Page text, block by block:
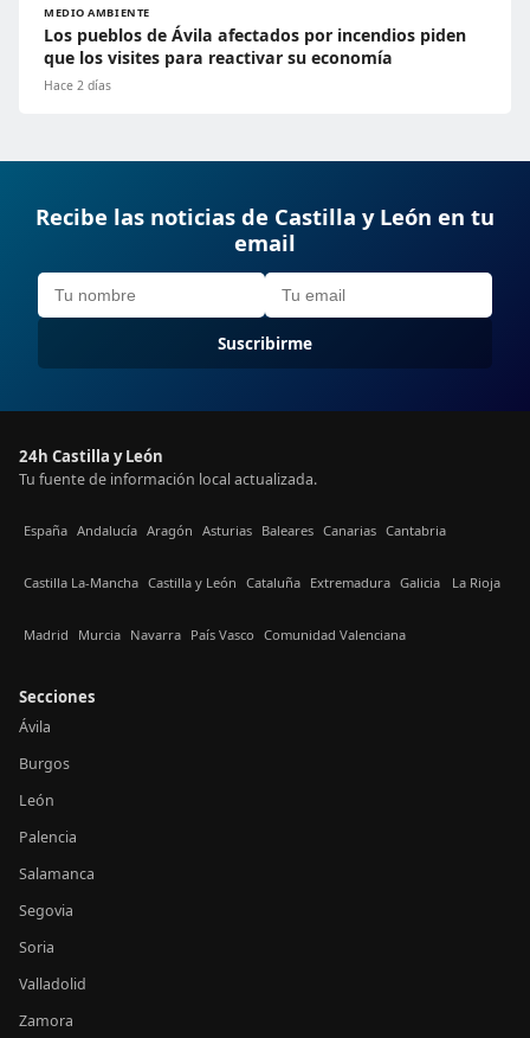
MEDIO AMBIENTE
Los pueblos de Ávila afectados por incendios piden
que los visites para reactivar su economía
Hace 2 días
Recibe las noticias de Castilla y León en tu
email
Suscribirme
24h Castilla y León
Tu fuente de información local actualizada.
España Andalucía Aragón Asturias Baleares Canarias Cantabria
Castilla La-Mancha Castilla y León Cataluña Extremadura Galicia La Rioja
Madrid Murcia Navarra País Vasco Comunidad Valenciana
Secciones
Ávila
Burgos
León
Palencia
Salamanca
Segovia
Soria
Valladolid
Zamora